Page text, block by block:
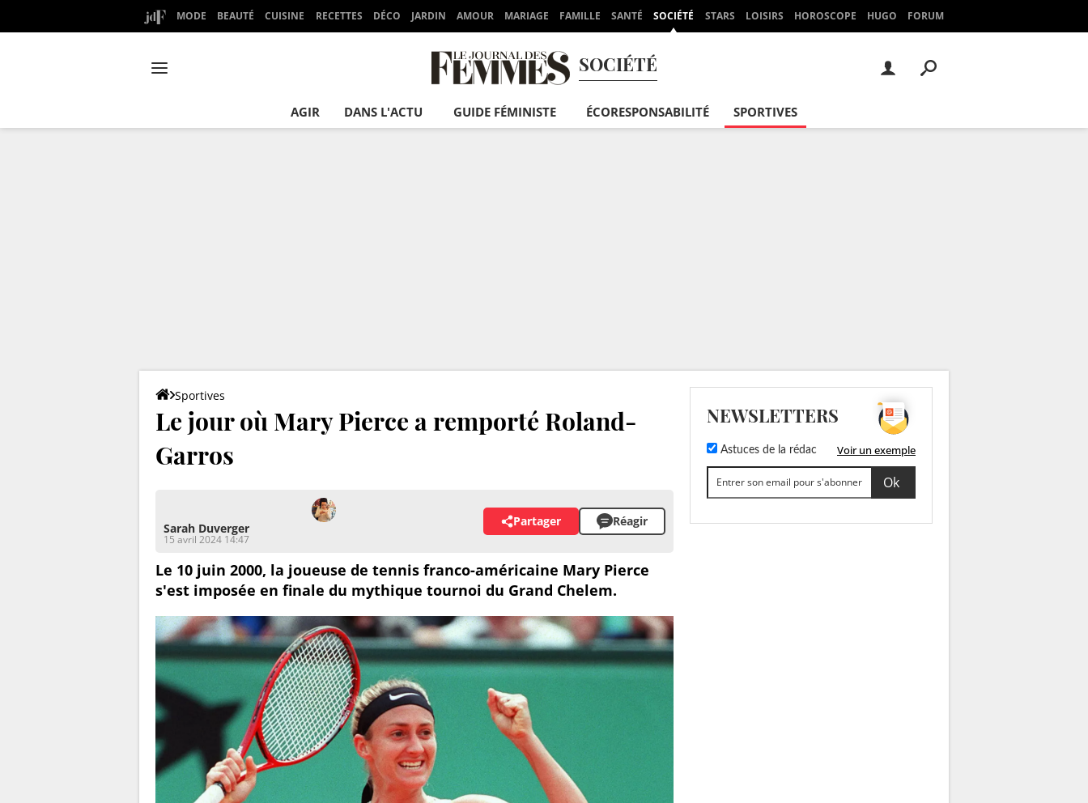
MODE BEAUTÉ CUISINE RECETTES DÉCO JARDIN AMOUR MARIAGE FAMILLE SANTÉ SOCIÉTÉ STARS LOISIRS HOROSCOPE HUGO FORUM
SOCIÉTÉ
AGIR DANS L'ACTU GUIDE FÉMINISTE ÉCORESPONSABILITÉ SPORTIVES
Sportives
Le jour où Mary Pierce a remporté Roland-
Garros
Sarah Duverger
15 avril 2024 14:47
Partager Réagir
Le 10 juin 2000, la joueuse de tennis franco-américaine Mary Pierce
s'est imposée en finale du mythique tournoi du Grand Chelem.
NEWSLETTERS
Astuces de la rédac Voir un exemple